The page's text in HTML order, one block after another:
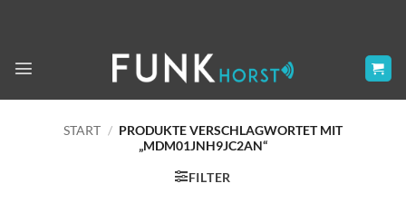
START / PRODUKTE VERSCHLAGWORTET MIT
„MDM01JNH9JC2AN“
FILTER